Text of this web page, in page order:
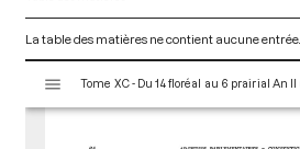
La table des matières ne contient aucune entrée.
s